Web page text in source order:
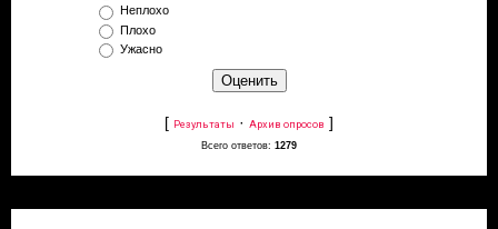
Неплохо
Плохо
Ужасно
[ Результаты · Архив опросов ]
Всего ответов: 1279